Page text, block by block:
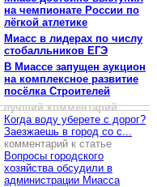
на чемпионате России по
лёгкой атлетике
Миасс в лидерах по числу
стобалльников ЕГЭ
В Миассе запущен аукцион
на комплексное развитие
посёлка Строителей
лучший комментарий
Когда воду уберете с дорог?
Заезжаешь в город со с...
комментарий к статье
Вопросы городского
хозяйства обсудили в
администрации Миасса